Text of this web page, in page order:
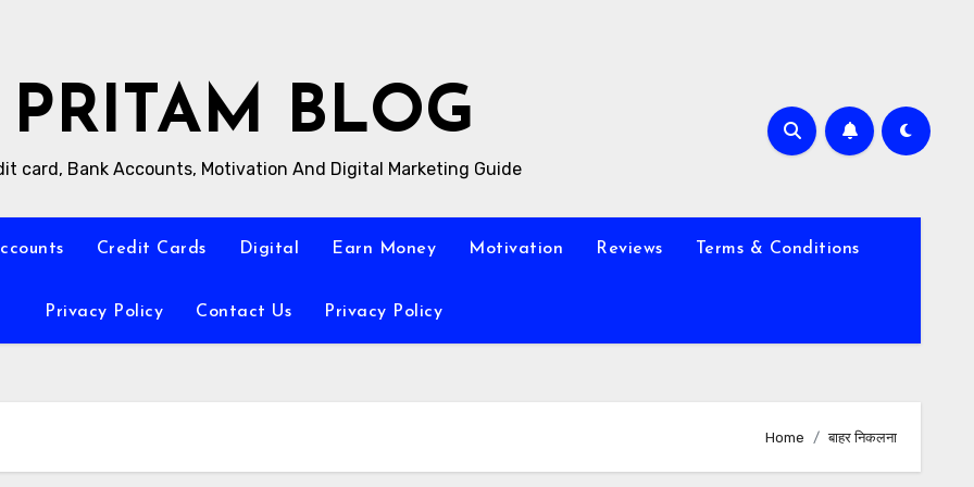
PRITAM BLOG
card, Bank Accounts, Motivation And Digital Marketing Guide
Credit Cards Digital Earn Money Motivation Reviews Terms & Conditions
Privacy Policy Contact Us Privacy Policy
Home बाहर निकलना